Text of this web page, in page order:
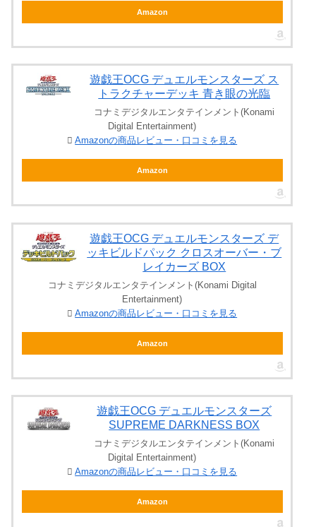
Amazon
遊戯王OCG デュエルモンスターズ ス
トラクチャーデッキ 青き眼の光臨
コナミデジタルエンタテインメント(Konami
Digital Entertainment)
Amazonの商品レビュー・口コミを見る
Amazon
遊戯王OCG デュエルモンスターズ デ
ッキビルドパック クロスオーバー・ブ
レイカーズ BOX
コナミデジタルエンタテインメント(Konami Digital
Entertainment)
Amazonの商品レビュー・口コミを見る
Amazon
遊戯王OCG デュエルモンスターズ
SUPREME DARKNESS BOX
コナミデジタルエンタテインメント(Konami
Digital Entertainment)
Amazonの商品レビュー・口コミを見る
Amazon